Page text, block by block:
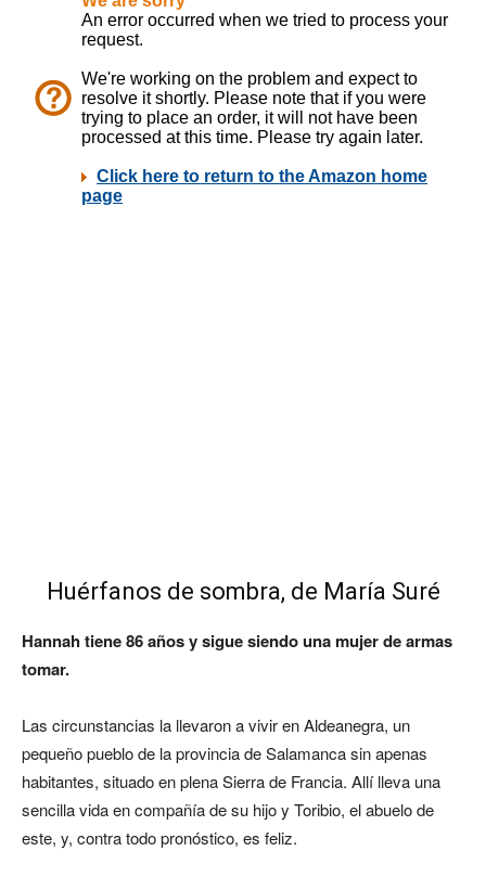
Huérfanos de sombra, de María Suré
Hannah tiene 86 años y sigue siendo una mujer de armas
tomar.
Las circunstancias la llevaron a vivir en Aldeanegra, un
pequeño pueblo de la provincia de Salamanca sin apenas
habitantes, situado en plena Sierra de Francia. Allí lleva una
sencilla vida en compañía de su hijo y Toribio, el abuelo de
este, y, contra todo pronóstico, es feliz.